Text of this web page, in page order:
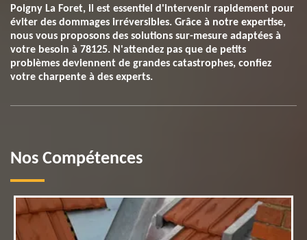
Poigny La Foret, il est essentiel d'intervenir rapidement pour
éviter des dommages irréversibles. Grâce à notre expertise,
nous vous proposons des solutions sur-mesure adaptées à
votre besoin à 78125. N'attendez pas que de petits
problèmes deviennent de grandes catastrophes, confiez
votre charpente à des experts.
Nos Compétences